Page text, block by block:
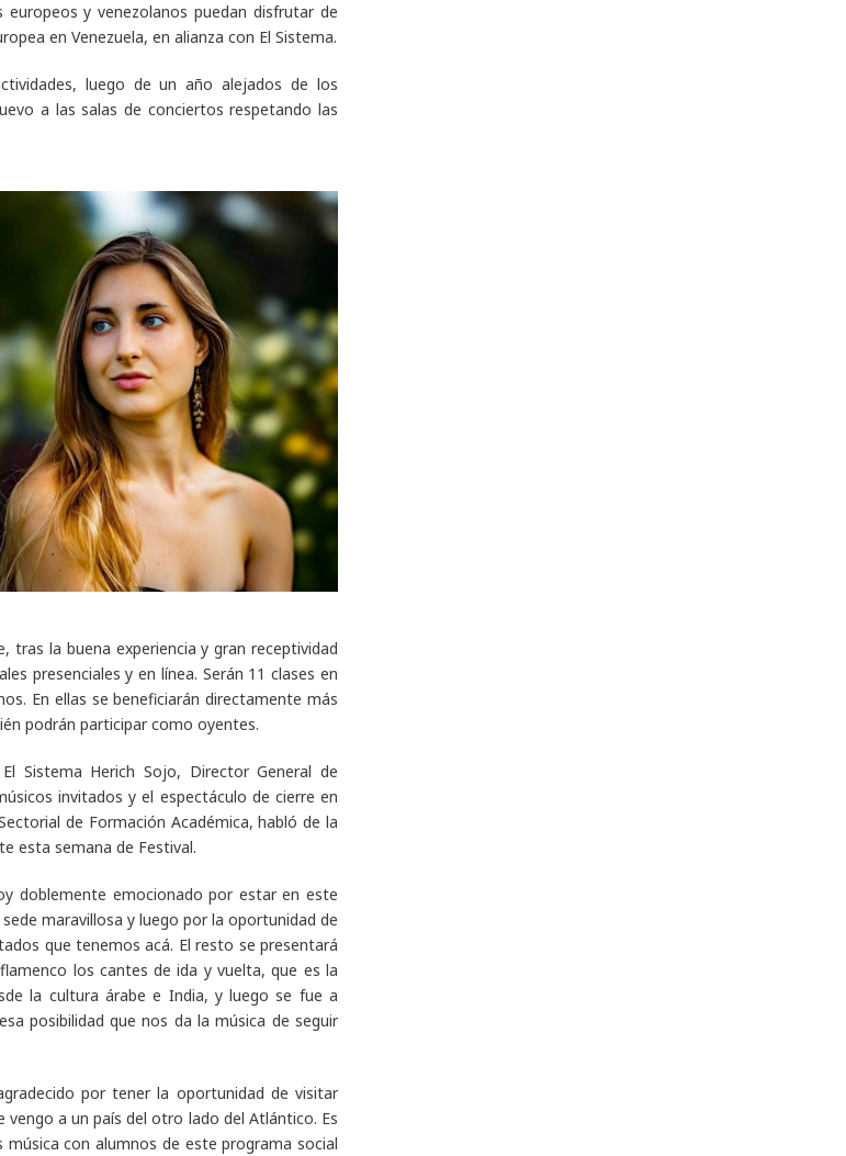
y venezolanos puedan disfrutar de
en Venezuela, en alianza con El Sistema.
luego de un año alejados de los
a las salas de conciertos respetando las
la buena experiencia y gran receptividad
presenciales y en línea. Serán 11 clases en
En ellas se beneficiarán directamente más
podrán participar como oyentes.
Sistema Herich Sojo, Director General de
invitados y el espectáculo de cierre en
de Formación Académica, habló de la
esta semana de Festival.
doblemente emocionado por estar en este
maravillosa y luego por la oportunidad de
que tenemos acá. El resto se presentará
los cantes de ida y vuelta, que es la
la cultura árabe e India, y luego se fue a
posibilidad que nos da la música de seguir
por tener la oportunidad de visitar
vengo a un país del otro lado del Atlántico. Es
con alumnos de este programa social